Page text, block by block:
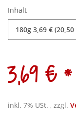
Inhalt
180g 3,69 €
3,69 €*
inkl. 7% USt. , zzgl.